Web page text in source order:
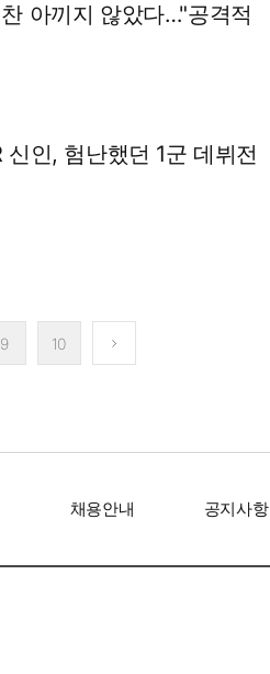
아끼지 않았다…"공격적
인, 험난했던 1군 데뷔전
9 10
는 비주얼 '앞뒤 뻥
파격 드레스'
채용안내 공지사항